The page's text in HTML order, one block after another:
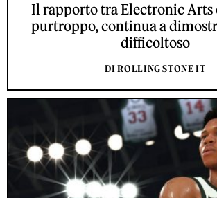
Il rapporto tra Electronic Arts
purtroppo, continua a
difficoltoso
DI ROLLING STONE IT